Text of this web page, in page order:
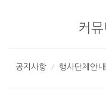
커
공지사항 행사단체안내